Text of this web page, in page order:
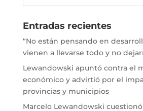
Entradas recientes
“No están pensando en
vienen a llevarse todo y no
Lewandowski apuntó contra el
económico y advirtió por el
provincias y municipios
Marcelo Lewandowski cuestionó